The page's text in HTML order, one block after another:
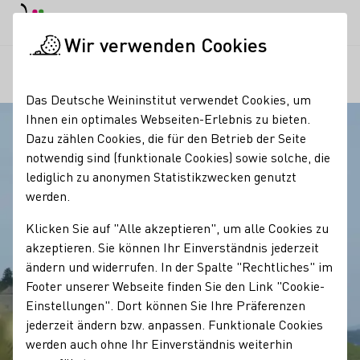
Wir verwenden Cookies
Das Deutsche Weininstitut verwendet Cookies, um
Ihnen ein optimales Webseiten-Erlebnis zu bieten.
Dazu zählen Cookies, die für den Betrieb der Seite
notwendig sind (funktionale Cookies) sowie solche, die
lediglich zu anonymen Statistikzwecken genutzt
werden.
Klicken Sie auf "Alle akzeptieren", um alle Cookies zu
akzeptieren. Sie können Ihr Einverständnis jederzeit
ändern und widerrufen. In der Spalte "Rechtliches" im
Footer unserer Webseite finden Sie den Link "Cookie-
Einstellungen". Dort können Sie Ihre Präferenzen
jederzeit ändern bzw. anpassen. Funktionale Cookies
werden auch ohne Ihr Einverständnis weiterhin